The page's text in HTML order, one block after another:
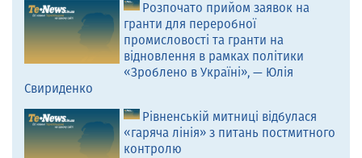
Розпочато прийом заявок на
гранти для переробної
промисловості та гранти на
відновлення в рамках політики
«Зроблено в Україні», — Юлія
Свириденко
Рівненській митниці відбулася
«гаряча лінія» з питань постмитного
контролю